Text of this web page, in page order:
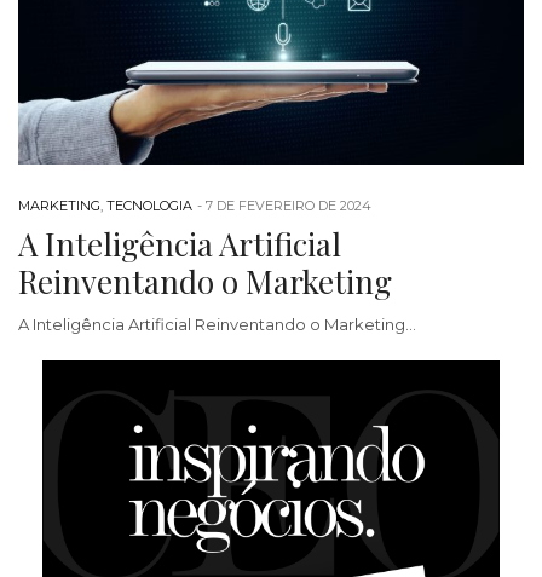
MARKETING, TECNOLOGIA - 7 DE FEVEREIRO DE 2024
A Inteligência Artificial
Reinventando o Marketing
A Inteligência Artificial Reinventando o Marketing…